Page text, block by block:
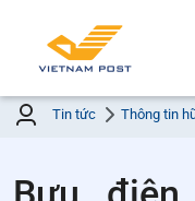
Tin tức Thông tin